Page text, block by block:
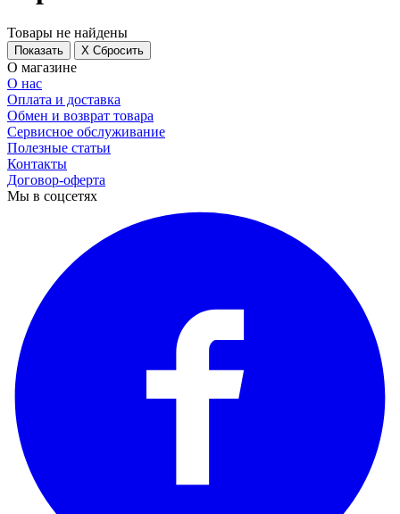
Товары не найдены
Показать X Сбросить
О магазине
О нас
Оплата и доставка
Обмен и возврат товара
Сервисное обслуживание
Полезные статьи
Контакты
Договор-оферта
Мы в соцсетях